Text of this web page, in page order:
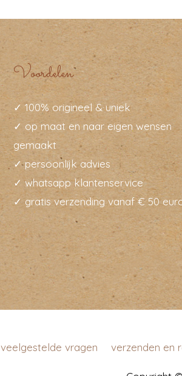
Voordelen
✓ 100% origineel & uniek
✓ op maat en naar eigen wensen
gemaakt
✓ persoonlijk advies
✓ whatsapp klantenservice
✓ gratis verzending vanaf € 50
veelgestelde vragen verzenden en